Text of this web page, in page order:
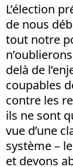
L’élection
de nous
tout notre
delà de
coupables
contre les
ils ne sont
vue d’une
système –
et devons